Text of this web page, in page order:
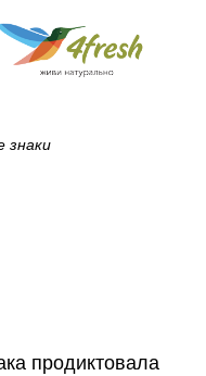
знаки
продиктовала